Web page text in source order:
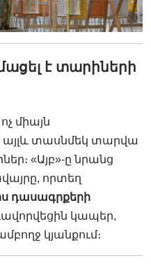
է տարիների
միայն
տասնմեկ տարվա
«Այբ»-ը նրանց
որտեղ
դասագրքերի
կապեր,
կյանքում։